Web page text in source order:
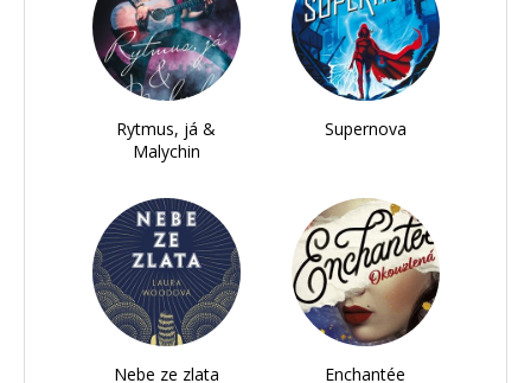
Rytmus, já &
Malychin
Supernova
Nebe ze zlata Enchantée